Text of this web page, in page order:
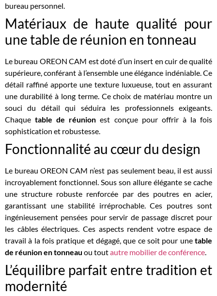
bureau personnel.
Matériaux de haute qualité pour
une table de réunion en tonneau
Le bureau OREON CAM est doté d’un insert en cuir de qualité
supérieure, conférant à l’ensemble une élégance indéniable. Ce
détail raffiné apporte une texture luxueuse, tout en assurant
une durabilité à long terme. Ce choix de matériau montre un
souci du détail qui séduira les professionnels exigeants.
Chaquetable de réunionest conçue pour offrir à la fois
sophistication et robustesse.
Fonctionnalité au cœur du design
Le bureau OREON CAM n’est pas seulement beau, il est aussi
incroyablement fonctionnel. Sous son allure élégante se cache
une structure robuste renforcée par des poutres en acier,
garantissant une stabilité irréprochable. Ces poutres sont
ingénieusement pensées pour servir de passage discret pour
les câbles électriques. Ces aspects rendent votre espace de
travail à la fois pratique et dégagé, que ce soit pour une table
de réunion en tonneau ou toutautre mobilier de conférence
L’équilibre parfait entre tradition et
modernité